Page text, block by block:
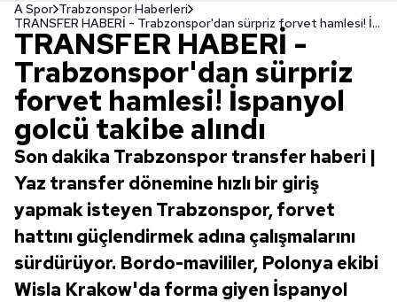
A Spor Trabzonspor Haberleri
TRANSFER HABERİ - Trabzonspor'dan sürpriz forvet hamlesi! İspanyol golcü takibe alındı
TRANSFER HABERİ -
Trabzonspor'dan sürpriz
forvet hamlesi! İspanyol
golcü takibe alındı
Son dakika Trabzonspor transfer haberi |
Yaz transfer dönemine hızlı bir giriş
yapmak isteyen Trabzonspor, forvet
hattını güçlendirmek adına çalışmalarını
sürdürüyor. Bordo-mavililer, Polonya ekibi
Wisla Krakow'da forma giyen İspanyol